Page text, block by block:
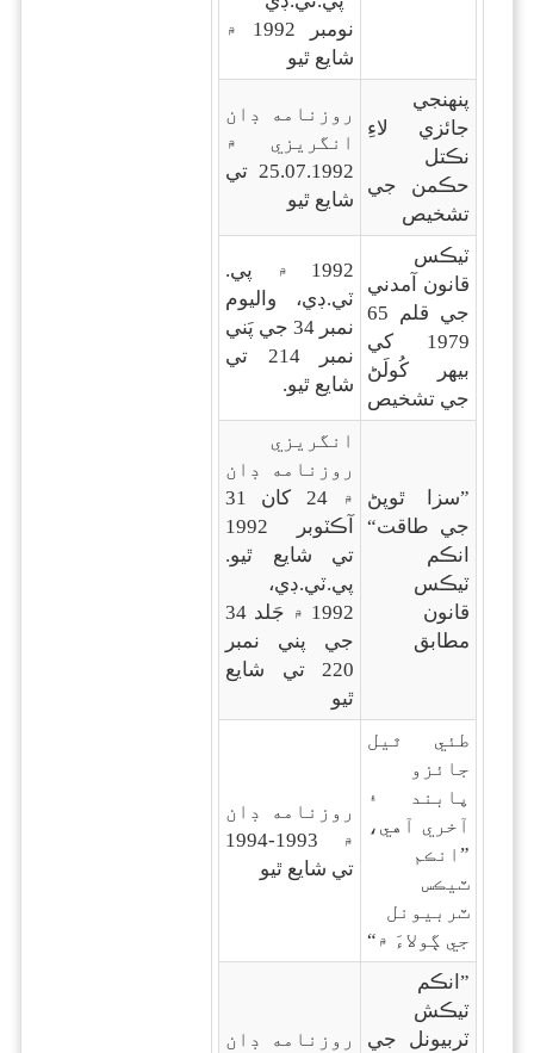
نومبر 1992 ۾
شايع ٿيو
پنهنجي
جائزي لاءِ
نڪتل
حڪمن جي
تشخيص
روزنامه ڊان
انگريزي ۾
25.07.1992 تي
شايع ٿيو
ٽيڪس
قانون آمدني
جي قلم 65
1979 کي
بيهر کُولَڻ
جي تشخيص
1992 ۾ پي.
ٽي.ڊي، واليوم
نمبر 34 جي پَني
نمبر 214 تي
شايع ٿيو.
”سزا ٿوپڻ
جي طاقت“
انڪم
ٽيڪس
قانون
مطابق
انگريزي
روزنامه ڊان
۾ 24 کان 31
آڪٽوبر 1992
تي شايع ٿيو.
پي.ٽي.ڊي،
1992 ۾ جَلد 34
جي پني نمبر
220 تي شايع
ٿيو
طئي ٿيل
جائزو
پابند ۽
آخري آهي،
”انڪم
ٽيڪس
ٽربيونل
جي ڳولاءَ ۾“
روزنامه ڊان
۾ 1993-1994
تي شايع ٿيو
”انڪم
ٽيڪش
ٽربيونل جي
روزنامه ڊان